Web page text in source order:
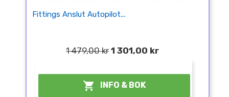
Fittings Anslut Autopilot...
1 479,00 kr 1 301,00 kr
 INFO & BOK